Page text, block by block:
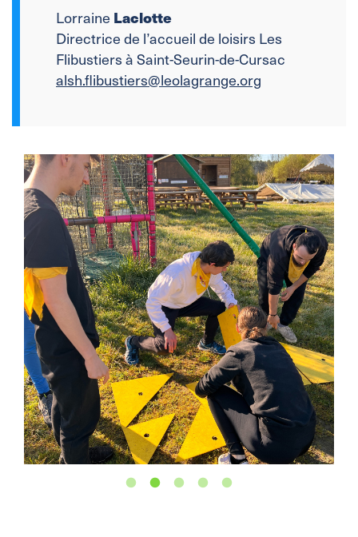
LorraineLaclotte
Directrice de l’accueil de loisirs Les
Flibustiers à Saint-Seurin-de-Cursac
alsh.flibustiers@leolagrange.org